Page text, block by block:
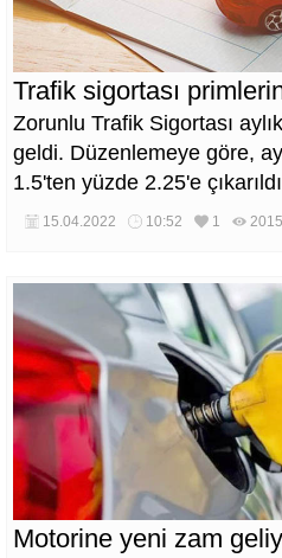
Trafik sigortası
Zorunlu Trafik Sigortası
geldi. Düzenlemeye göre,
1.5'ten yüzde 2.25'e
15.04.2022 10:52 1 2015
Motorine yeni zam